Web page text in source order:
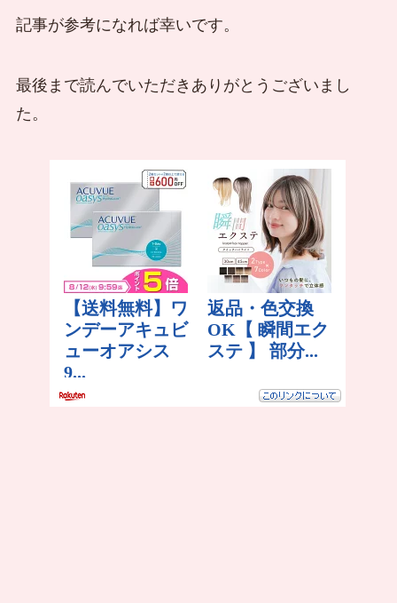
記事が参考になれば幸いです。
最後まで読んでいただきありがとうございまし
た。